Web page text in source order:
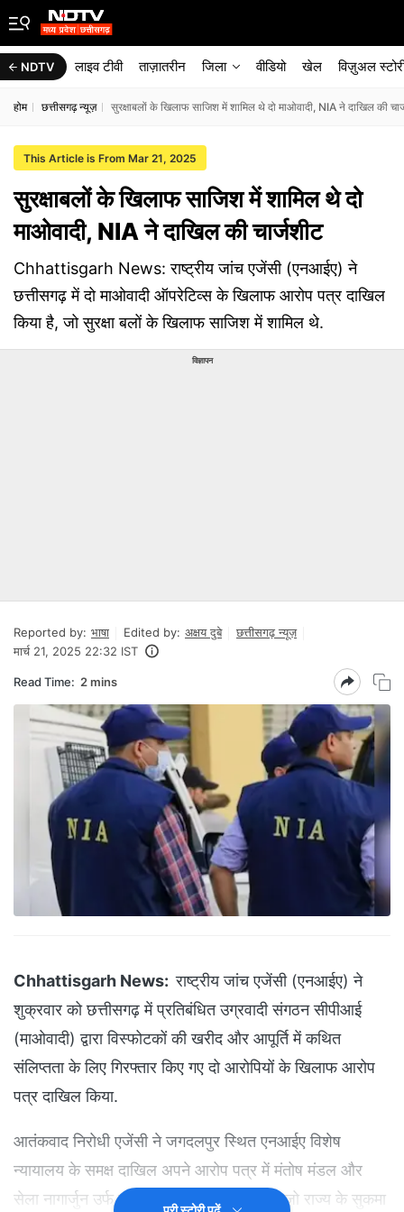
NDTV लाइव टीवी ताज़ातरीन जिला वीडियो खेल विज़ुअल
होम छत्तीसगढ़ न्यूज़ सुरक्षाबलों के खिलाफ साजिश में शामिल थे दो माओवादी, NIA ने दाखिल की
This Article is From Mar 21, 2025
सुरक्षाबलों के खिलाफ साजिश में शामिल थे दो
माओवादी, NIA ने दाखिल की चार्जशीट
Chhattisgarh News: राष्ट्रीय जांच एजेंसी (एनआईए) ने
छत्तीसगढ़ में दो माओवादी ऑपरेटिव्स के खिलाफ आरोप पत्र दाखिल
किया है, जो सुरक्षा बलों के खिलाफ साजिश में शामिल थे.
विज्ञापन
Reported by: भाषा Edited by: अक्षय दुबे
छत्तीसगढ़ न्यूज़
मार्च 21, 2025 22:32 IST
Read Time: 2 mins
Chhattisgarh News:राष्ट्रीय जांच एजेंसी (एनआईए) ने
शुक्रवार को छत्तीसगढ़ में प्रतिबंधित उग्रवादी संगठन सीपीआई
(माओवादी) द्वारा विस्फोटकों की खरीद और आपूर्ति में कथित
संलिप्तता के लिए गिरफ्तार किए गए दो आरोपियों के खिलाफ आरोप
पत्र दाखिल किया.
आतंकवाद निरोधी एजेंसी ने जगदलपुर स्थित एनआईए विशेष
न्यायालय के समक्ष दाखिल अपने आरोप पत्र में मंतोष मंडल और
सेला नागार्जुन उर्फ एस नागार्जुन का नाम लिया है, जो राज्य के सुकमा